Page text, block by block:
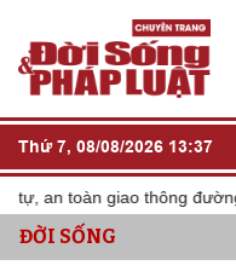
Thứ 7, 08/08/2026 13:37
an toàn giao thông đường
ĐỜI SỐNG